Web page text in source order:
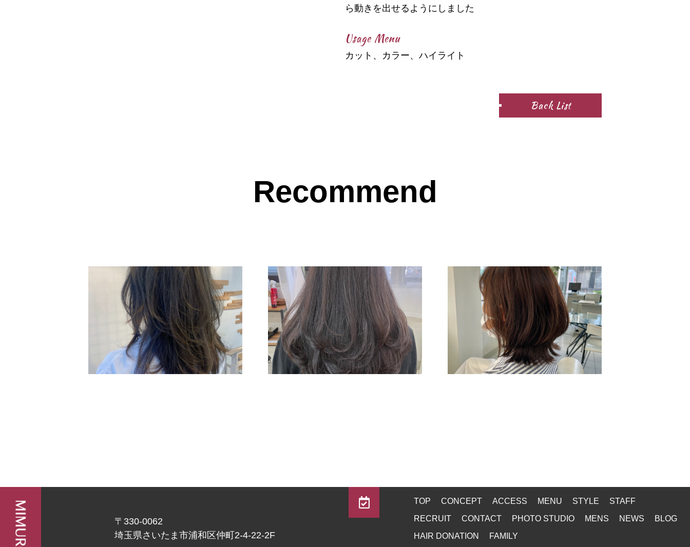
ら動きを出せるようにしました
Usage Menu
カット、カラー、ハイライト
Back List
Recommend
〒330-0062
埼玉県さいたま市浦和区仲町2-4-22-2F
TOP CONCEPT ACCESS MENU STYLE
STAFF
RECRUIT
CONTACT PHOTO STUDIO MENS NEWS
BLOG
HAIR DONATION
FAMILY